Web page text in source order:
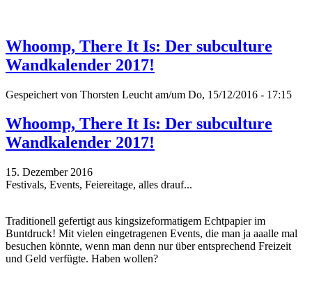
Whoomp, There It Is: Der subculture
Wandkalender 2017!
Gespeichert von Thorsten Leucht am/um Do, 15/12/2016 - 17:15
Whoomp, There It Is: Der subculture
Wandkalender 2017!
15. Dezember 2016
Festivals, Events, Feiereitage, alles drauf...
Traditionell gefertigt aus kingsizeformatigem Echtpapier im
Buntdruck! Mit vielen eingetragenen Events, die man ja aaalle mal
besuchen könnte, wenn man denn nur über entsprechend Freizeit
und Geld verfügte. Haben wollen?